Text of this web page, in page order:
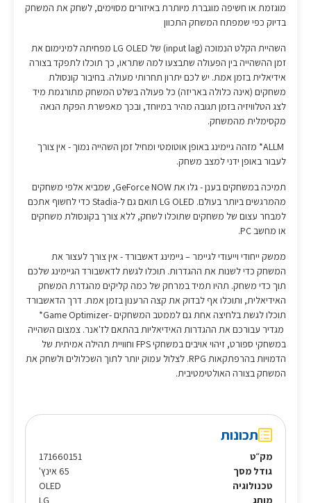
מוגזמת או חשיפה מוגברת מיותרת באיזורים מסוימים, לשחק את המשחק
בדיוק כפי שמפתח המשחק התכוון
השהיית הקלט הנמוכה (input lag) של LG OLED מפחיתה למינימום את
זמן ההשהייה בין הפעולה שתבצעו למה שתראו, כך תוכלו לתפקד בצורה
אידיאלית בזמן אמת. יש לכם יתרון תחרותי מעולה. בחיבור קונסולת
משחקים (אינה כלולה באריזה) כל פעולה בשלט המשחק מתורגמת מיד
לצג הטלוויזיה בזמן תגובה מהיר במיוחד, ובכך מאפשרת הפקת הנאה
מקסימלית מהמשחק.
ALLM* מזהה גיימינג באופן אוטומטי ומחיל זמן השהייה נמוך - אין צורך
לעבור באופן ידני למצב משחק.
תמיכה במשחקים בענן - גלו את GeForce NOW, שמביא אלפי משחקים
מהמרגשים ביותר בעולם. LG OLED תואם גם ל-Stadia כדי לחשוף אתכם
למבחר עצום של משחקים שתוכלו לשחק, ללא צורך בקונסולת משחקים
או מחשב PC.
ממשק ייחודי וייעודי לגיימר – גיימינג דאשבורד - אין צורך לעצור את
המשחק כדי לשנות את ההגדרות. תוכלו לגשת לדאשבורד הגיימינג שלכם
תוך כדי משחק. תהיו תמיד במרחק של כמה קליקים מהגדרת המשחק
האידיאלית, ותוכלו אף לבדוק את קצה הרענון בזמן אמת. דרך הדאשבורד
תוכלו לגשת בלחיצה אחת גם לממטב המשחקים -Game Optimizer*
מגדיר עבורכם את ההגדרות האידיאליות בהתאם לז'אנר. צמצום השהייה
במשחקי ספורט, זיהוי אויבים במשחקי FPS וחוויית תהילה אמיתית של
הדמויות בהרפתקאות RPG. לצלול עמוק יותר לתוך השכלולים ולשחק את
המשחק בצורה האולטימטיבית.
תכונות
מק״ט
171660151
גודל מסך
65 אינץ'
טכנולוגיה
OLED
מותג
LG